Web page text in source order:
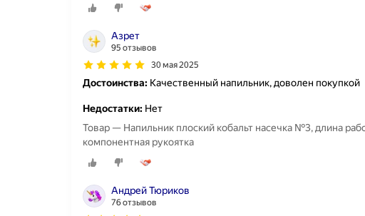
Азрет
95 отзывов
30 мая 2025
Достоинства: Качественный напильник, доволен покупкой
Недостатки: Нет
Товар — Напильник плоский кобальт насечка №3, длина
компонентная рукоятка
Андрей Тюриков
76 отзывов